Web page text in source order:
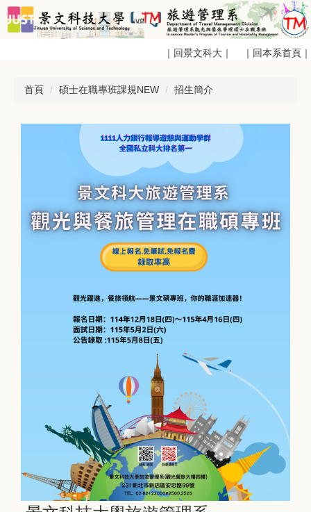
跳
到
｜回景文科大｜ ｜回本系首頁｜
首頁 碩士在職專班課規NEW 招生簡介